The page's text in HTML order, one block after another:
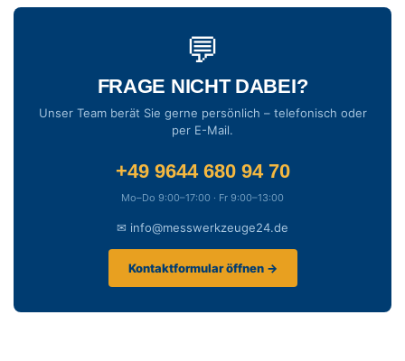
💬
FRAGE NICHT DABEI?
Unser Team berät Sie gerne persönlich – telefonisch oder
per E-Mail.
+49 9644 680 94 70
Mo–Do 9:00–17:00 · Fr 9:00–13:00
✉ info@messwerkzeuge24.de
Kontaktformular öffnen →